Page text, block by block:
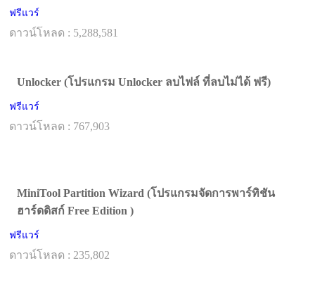
ฟรีแวร์
ดาวน์โหลด : 5,288,581
Unlocker (โปรแกรม Unlocker ลบไฟล์ ที่ลบไม่ได้ ฟรี)
ฟรีแวร์
ดาวน์โหลด : 767,903
MiniTool Partition Wizard (โปรแกรมจัดการพาร์ทิชัน
ฮาร์ดดิสก์ Free Edition )
ฟรีแวร์
ดาวน์โหลด : 235,802